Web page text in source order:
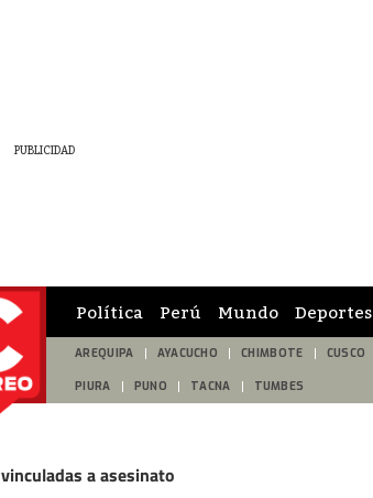
Política Perú Mundo Deportes
AREQUIPA AYACUCHO CHIMBOTE CUSCO
PIURA PUNO TACNA TUMBES
vinculadas a asesinato